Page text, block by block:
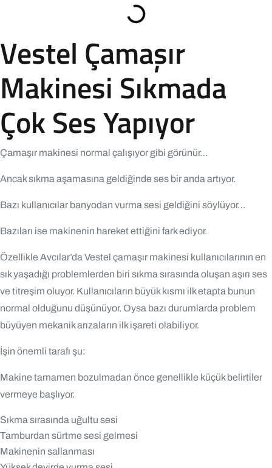
Vestel Çamaşır
Makinesi Sıkmada
Çok Ses Yapıyor
Çamaşır makinesi normal çalışıyor gibi görünür…
Ancak sıkma aşamasına geldiğinde ses bir anda artıyor.
Bazı kullanıcılar banyodan vurma sesi geldiğini söylüyor…
Bazıları ise makinenin hareket ettiğini fark ediyor.
Özellikle Avcılar’da Vestel çamaşır makinesi kullanıcılarının en
sık yaşadığı problemlerden biri sıkma sırasında oluşan aşırı ses
ve titreşim oluyor. Kullanıcıların büyük kısmı ilk etapta bunun
normal olduğunu düşünüyor. Oysa bazı durumlarda problem
büyüyen mekanik arızaların ilk işareti olabiliyor.
İşin önemli tarafı şu:
Makine tamamen bozulmadan önce genellikle küçük belirtiler
vermeye başlıyor.
Sıkma sırasında uğultu sesi
Tamburdan sürtme sesi gelmesi
Makinenin sallanması